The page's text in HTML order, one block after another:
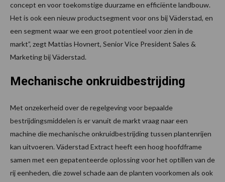
concept en voor toekomstige duurzame en efficiënte landbouw.
Het is ook een nieuw productsegment voor ons bij Väderstad, en
een segment waar we een groot potentieel voor zien in de
markt”, zegt Mattias Hovnert, Senior Vice President Sales &
Marketing bij Väderstad.
Mechanische onkruidbestrijding
Met onzekerheid over de regelgeving voor bepaalde
bestrijdingsmiddelen is er vanuit de markt vraag naar een
machine die mechanische onkruidbestrijding tussen plantenrijen
kan uitvoeren. Väderstad Extract heeft een hoog hoofdframe
samen met een gepatenteerde oplossing voor het optillen van de
rij eenheden, die zowel schade aan de planten voorkomen als ook